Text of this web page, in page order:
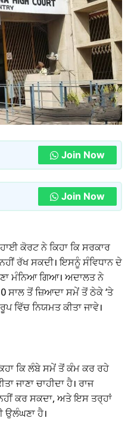
Join Now
Join Now
ਕੋਰਟ ਨੇ ਕਿਹਾ ਕਿ ਸਰਕਾਰ
ਰੱਖ ਸਕਦੀ। ਇਸਨੂੰ ਸੰਵਿਧਾਨ ਦੇ
ਮੰਨਿਆ ਗਿਆ। ਅਦਾਲਤ ਨੇ
ਸਾਲ ਤੋਂ ਜ਼ਿਆਦਾ ਸਮੇਂ ਤੋਂ ਠੇਕੇ ‘ਤੇ
ਵਿੱਚ ਨਿਯਮਤ ਕੀਤਾ ਜਾਵੇ।
ਕਿ ਲੰਬੇ ਸਮੇਂ ਤੋਂ ਕੰਮ ਕਰ ਰਹੇ
ਜਾਣਾ ਚਾਹੀਦਾ ਹੈ। ਰਾਜ
ਕਰ ਸਕਦਾ, ਅਤੇ ਇਸ ਤਰ੍ਹਾਂ
ਉਲੰਘਣਾ ਹੈ।